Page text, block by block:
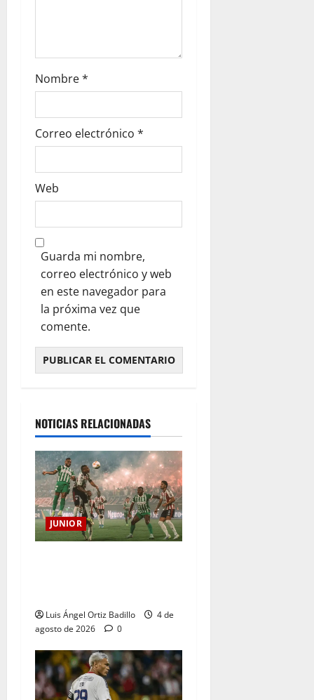
Nombre*
Correo electrónico *
Web
Guarda mi nombre,
correo electrónico y web
en este navegador para
la próxima vez que
comente.
NOTICIAS RELACIONADAS
JUNIOR
Luis Ángel Ortiz Badillo
4 de
agosto de 2026
0